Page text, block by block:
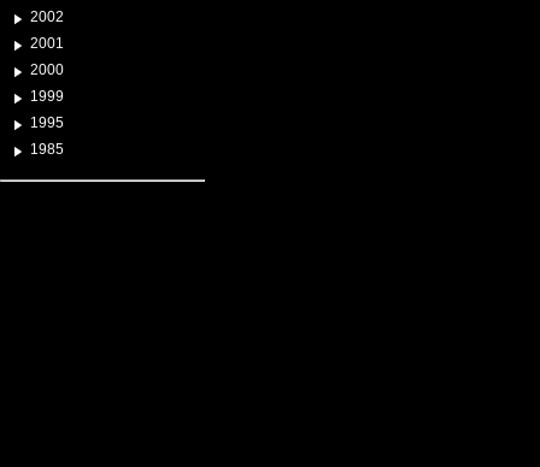
2002
2001
2000
1999
1995
1985